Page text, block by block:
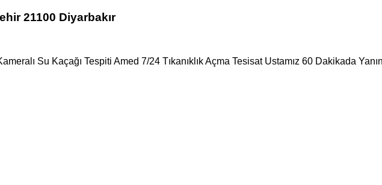
21100 Diyarbakır
Su Kaçağı Tespiti Amed 7/24 Tıkanıklık Açma Tesisat Ustamız 60 Dakikada